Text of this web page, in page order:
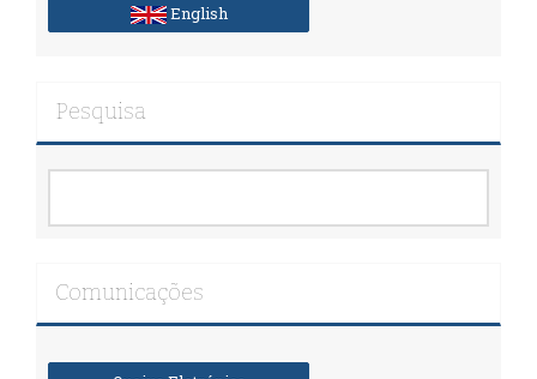
English
Pesquisa
Comunicações